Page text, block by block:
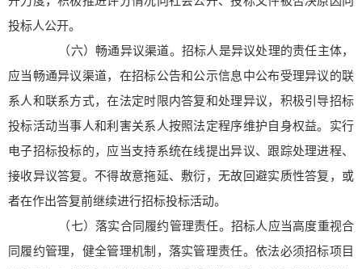
投标人公开。
（六）畅通异议渠道。招标人是异议处理的责任主体，
应当畅通异议渠道，在招标公告和公示信息中公布受理异议的联
系人和联系方式，在法定时限内答复和处理异议，积极引导招标
投标活动当事人和利害关系人按照法定程序维护自身权益。实行
电子招标投标的，应当支持系统在线提出异议、跟踪处理进程、
接收异议答复。不得故意拖延、敷衍，无故回避实质性答复，或
者在作出答复前继续进行招标投标活动。
（七）落实合同履约管理责任。招标人应当高度重视合
同履约管理，健全管理机制，落实管理责任。依法必须招标项目